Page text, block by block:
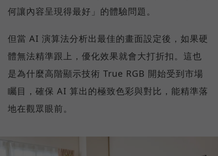
何讓內容呈現得最好」的體驗問題。
但當 AI 演算法分析出最佳的畫面設定後，如果硬
體無法精準跟上，優化效果就會大打折扣。這也
是為什麼高階顯示技術 True RGB 開始受到市場
矚目，確保 AI 算出的極致色彩與對比，能精準落
地在觀眾眼前。